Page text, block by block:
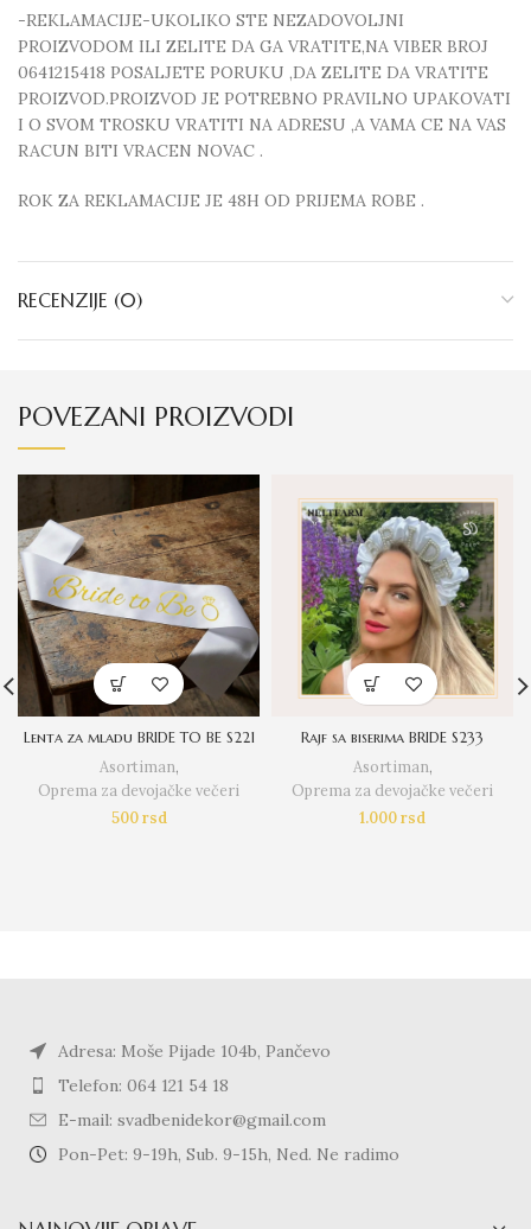
-REKLAMACIJE-UKOLIKO STE NEZADOVOLJNI
PROIZVODOM ILI ZELITE DA GA VRATITE,NA VIBER BROJ
0641215418 POSALJETE PORUKU ,DA ZELITE DA VRATITE
PROIZVOD.PROIZVOD JE POTREBNO PRAVILNO UPAKOVATI
I O SVOM TROSKU VRATITI NA ADRESU ,A VAMA CE NA VAS
RACUN BITI VRACEN NOVAC .
ROK ZA REKLAMACIJE JE 48H OD PRIJEMA ROBE .
RECENZIJE (0)
POVEZANI PROIZVODI
Lenta za mladu BRIDE TO BE S221
Asortiman,
Oprema za devojačke večeri
500rsd
Rajf sa biserima BRIDE S233
Asortiman,
Oprema za devojačke večeri
1.000rsd
Adresa: Moše Pijade 104b, Pančevo
Telefon: 064 121 54 18
E-mail: svadbenidekor@gmail.com
Pon-Pet: 9-19h, Sub. 9-15h, Ned. Ne radimo